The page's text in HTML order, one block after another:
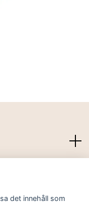
det innehåll som